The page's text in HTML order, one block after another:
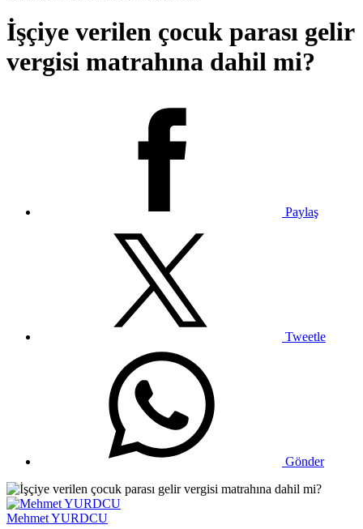
İşçiye verilen çocuk parası gelir
vergisi matrahına dahil mi?
Paylaş
Tweetle
Gönder
Mehmet YURDCU